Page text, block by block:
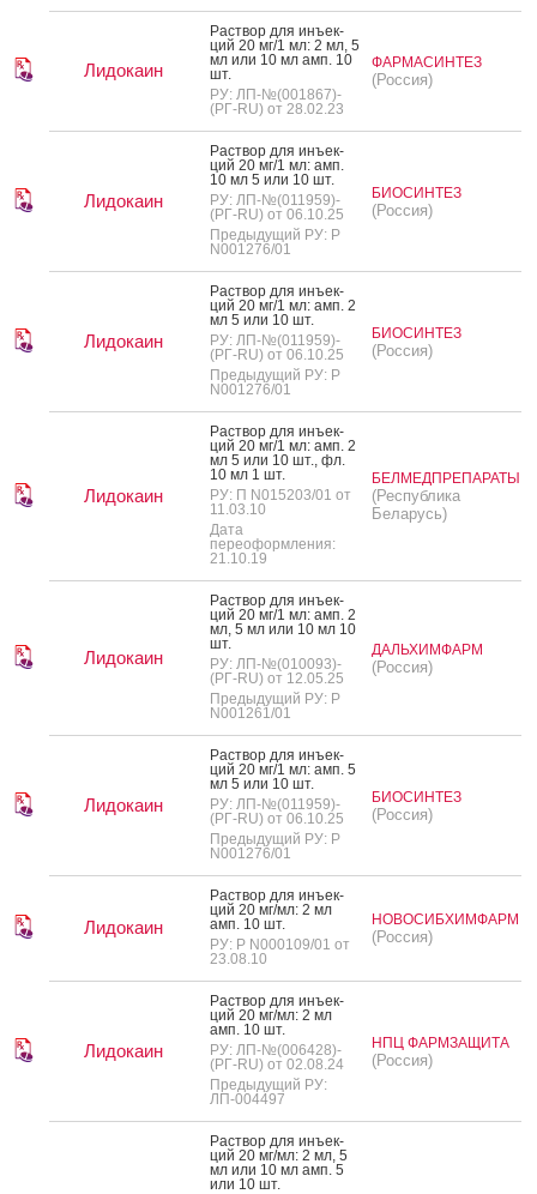
Лидокаин
Рас­твор для инъ­ек­
ций 20 мг/1 мл: 2 мл, 5
мл или 10 мл амп. 10
шт.
РУ: ЛП-№(001867)-
(РГ-RU) от 28.02.23
ФАРМАСИНТЕЗ
(Россия)
Лидокаин
Рас­твор для инъ­ек­
ций 20 мг/1 мл: амп.
10 мл 5 или 10 шт.
РУ: ЛП-№(011959)-
(РГ-RU) от 06.10.25
Предыдущий РУ: Р
N001276/01
БИОСИНТЕЗ
(Россия)
Лидокаин
Рас­твор для инъ­ек­
ций 20 мг/1 мл: амп. 2
мл 5 или 10 шт.
РУ: ЛП-№(011959)-
(РГ-RU) от 06.10.25
Предыдущий РУ: Р
N001276/01
БИОСИНТЕЗ
(Россия)
Лидокаин
Рас­твор для инъ­ек­
ций 20 мг/1 мл: амп. 2
мл 5 или 10 шт., фл.
10 мл 1 шт.
РУ: П N015203/01 от
11.03.10
Дата
переоформления:
21.10.19
БЕЛМЕДПРЕПАРАТЫ
(Республика
Беларусь)
Лидокаин
Рас­твор для инъ­ек­
ций 20 мг/1 мл: амп. 2
мл, 5 мл или 10 мл 10
шт.
РУ: ЛП-№(010093)-
(РГ-RU) от 12.05.25
Предыдущий РУ: Р
N001261/01
ДАЛЬХИМФАРМ
(Россия)
Лидокаин
Рас­твор для инъ­ек­
ций 20 мг/1 мл: амп. 5
мл 5 или 10 шт.
РУ: ЛП-№(011959)-
(РГ-RU) от 06.10.25
Предыдущий РУ: Р
N001276/01
БИОСИНТЕЗ
(Россия)
Лидокаин
Рас­твор для инъ­ек­
ций 20 мг/мл: 2 мл
амп. 10 шт.
РУ: Р N000109/01 от
23.08.10
НОВОСИБХИМФАРМ
(Россия)
Лидокаин
Рас­твор для инъ­ек­
ций 20 мг/мл: 2 мл
амп. 10 шт.
РУ: ЛП-№(006428)-
(РГ-RU) от 02.08.24
Предыдущий РУ:
ЛП-004497
НПЦ ФАРМЗАЩИТА
(Россия)
Рас­твор для инъ­ек­
ций 20 мг/мл: 2 мл, 5
мл или 10 мл амп. 5
или 10 шт.